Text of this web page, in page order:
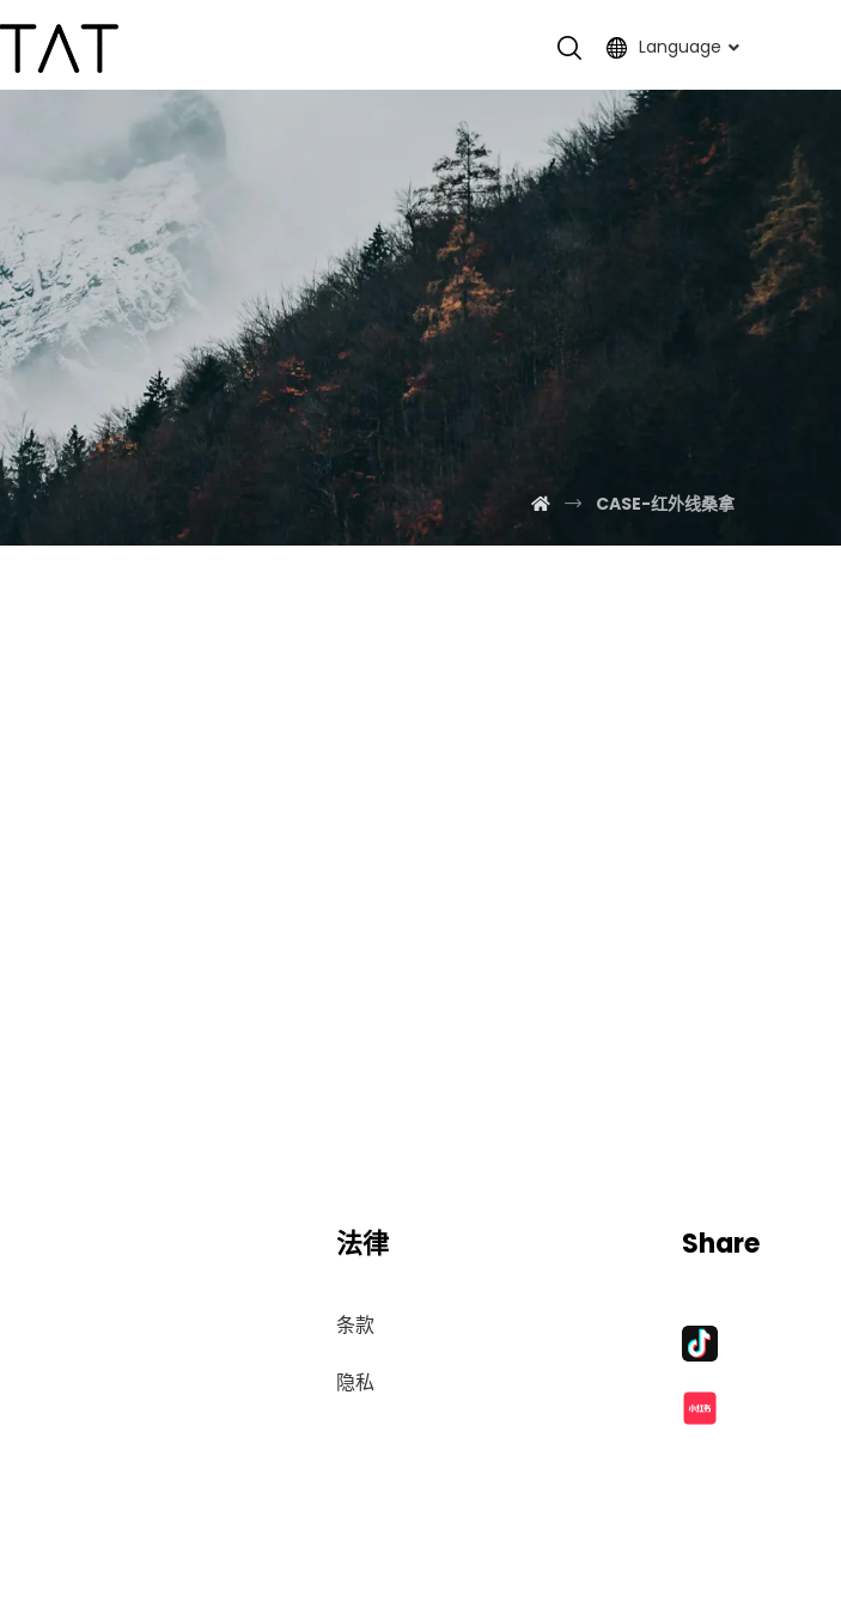
Language
CASE-红外线桑拿
法律
条款
隐私
Share